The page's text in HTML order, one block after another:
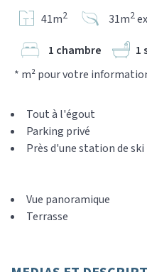
41m2 31m2
1 chambre
1
* m² pour votre
Tout à l'égout
Parking privé
Près d'une station de ski
Vue panoramique
Terrasse